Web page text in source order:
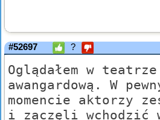
#52697 ?
Oglądałem w
awangardową. W
momencie aktorzy
i zaczęli wchodzić